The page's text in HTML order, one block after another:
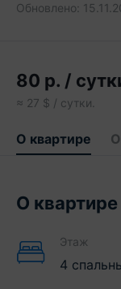
Обновлено:
80 р. /
≈ 27 $ / сутки.
О квартире
О квартире
Этаж
4